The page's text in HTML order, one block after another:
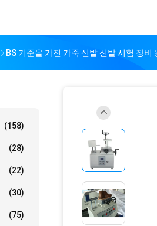
BS 기준을 가진 가죽 신발 신발 시험 장비
(158)
(28)
(22)
(30)
(75)